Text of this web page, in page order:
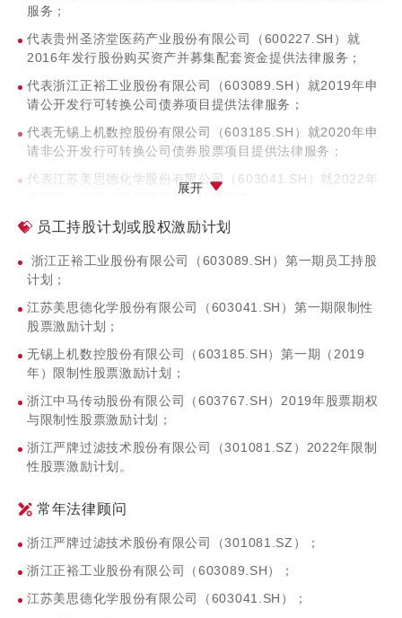
代表迈威（上海）生物科技股份有限公司（688062.SH）就
首次公开发行A股并上市提供法律服务；
代表江苏协昌电子科技股份有限公司（301418.SZ）就首次
公开发行A股并上市提供法律服务。
服务；
代表贵州圣济堂医药产业股份有限公司（600227.SH）就
2016年发行股份购买资产并募集配套资金提供法律服务；
代表浙江正裕工业股份有限公司（603089.SH）就2019年申
请公开发行可转换公司债券项目提供法律服务；
代表无锡上机数控股份有限公司（603185.SH）就2020年申
请非公开发行可转换公司债券股票项目提供法律服务；
代表江苏美思德化学股份有限公司（603041.SH）就2022年
申请非公开发行股票项目提供法律服务；
代表新疆雪峰科技（集团）股份有限公司（603227.SH）
代表厦门松霖科技股份有限公司（603992.SH）就2022年申
展开
员工持股计划或股权激励计划
浙江正裕工业股份有限公司（603089.SH）第一期员工持股
计划；
江苏美思德化学股份有限公司（603041.SH）第一期限制性
股票激励计划；
无锡上机数控股份有限公司（603185.SH）第一期（2019
年）限制性股票激励计划；
浙江中马传动股份有限公司（603767.SH）2019年股票期权
与限制性股票激励计划；
浙江严牌过滤技术股份有限公司（301081.SZ）2022年限制
性股票激励计划。
常年法律顾问
浙江严牌过滤技术股份有限公司（301081.SZ）；
浙江正裕工业股份有限公司（603089.SH）；
江苏美思德化学股份有限公司（603041.SH）；